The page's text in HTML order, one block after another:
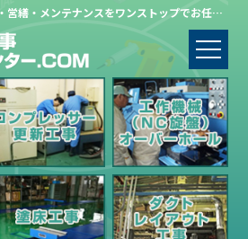
“工場”の工事・リフォーム・営繕・メンテナンスをワンストップでお任せください。